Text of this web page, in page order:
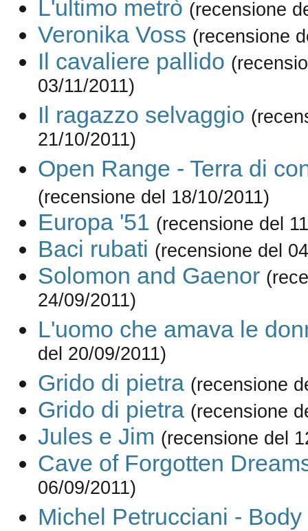
L'ultimo metrò (recensione
Veronika Voss (recensione
Il cavaliere pallido
03/11/2011)
Il ragazzo selvaggio
21/10/2011)
Open Range - Terra di
(recensione del 18/10/2011)
Europa '51 (recensione del
Baci rubati (recensione del
Solomon and Gaenor
24/09/2011)
L'uomo che amava le
del 20/09/2011)
Grido di pietra (recensione
Grido di pietra (recensione
Jules e Jim (recensione del
Cave of Forgotten
06/09/2011)
Michel Petrucciani -